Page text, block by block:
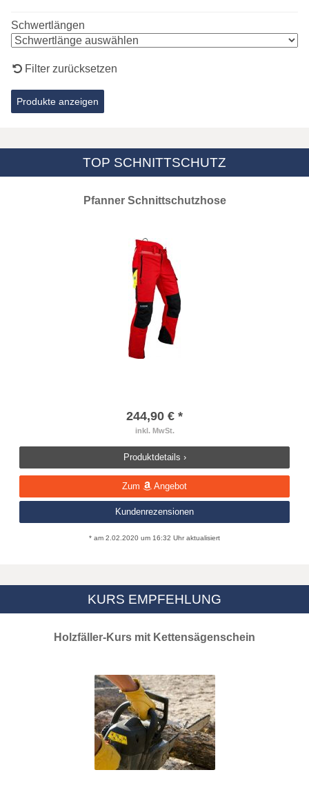
Schwertlängen
Filter zurücksetzen
TOP SCHNITTSCHUTZ
Pfanner Schnittschutzhose
244,90 € *
inkl. MwSt.
Produktdetails ›
Zum Angebot
Kundenrezensionen
* am 2.02.2020 um 16:32 Uhr aktualisiert
KURS EMPFEHLUNG
Holzfäller-Kurs mit Kettensägenschein